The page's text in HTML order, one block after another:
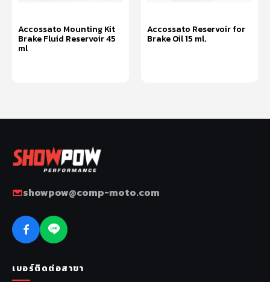
Accossato Mounting Kit
Brake Fluid Reservoir 45
ml
Accossato Reservoir for
Brake Oil 15 ml.
showpow@comp-moto.com
เบอร์ติดต่อสาขา